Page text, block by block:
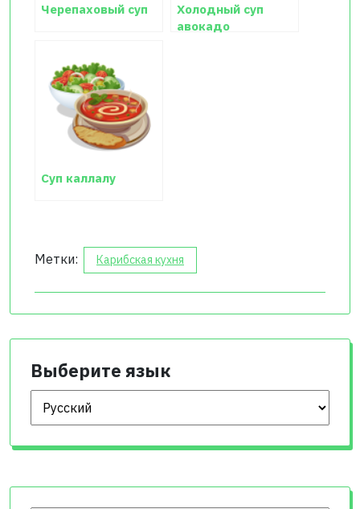
Черепаховый суп
Холодный суп
авокадо
Суп каллалу
Метки: Карибская кухня
Выберите язык
Выберите язык